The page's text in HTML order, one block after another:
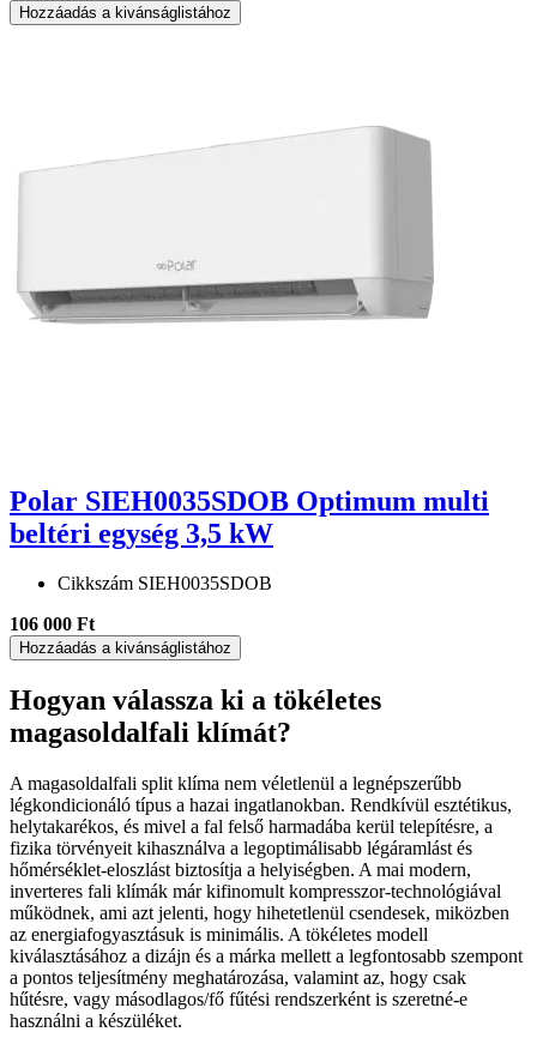
Hozzáadás a kivánságlistához
Polar SIEH0035SDOB Optimum multi
beltéri egység 3,5 kW
Cikkszám SIEH0035SDOB
106 000 Ft
Hozzáadás a kivánságlistához
Hogyan válassza ki a tökéletes
magasoldalfali klímát?
A magasoldalfali split klíma nem véletlenül a legnépszerűbb
légkondicionáló típus a hazai ingatlanokban. Rendkívül esztétikus,
helytakarékos, és mivel a fal felső harmadába kerül telepítésre, a
fizika törvényeit kihasználva a legoptimálisabb légáramlást és
hőmérséklet-eloszlást biztosítja a helyiségben. A mai modern,
inverteres fali klímák már kifinomult kompresszor-technológiával
működnek, ami azt jelenti, hogy hihetetlenül csendesek, miközben
az energiafogyasztásuk is minimális. A tökéletes modell
kiválasztásához a dizájn és a márka mellett a legfontosabb szempont
a pontos teljesítmény meghatározása, valamint az, hogy csak
hűtésre, vagy másodlagos/fő fűtési rendszerként is szeretné-e
használni a készüléket.